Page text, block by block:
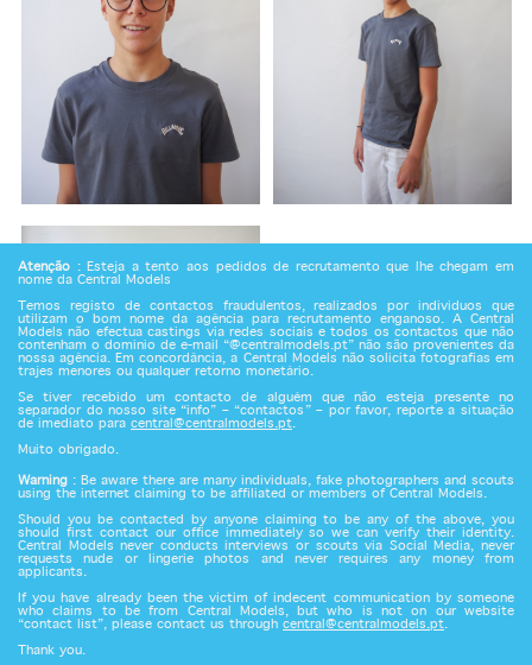
Atenção : Esteja a tento aos pedidos de recrutamento que lhe chegam em
nome da Central Models
Temos registo de contactos fraudulentos, realizados por indivíduos que
utilizam o bom nome da agência para recrutamento enganoso. A Central
Models não efectua castings via redes sociais e todos os contactos que não
contenham o domínio de e-mail “@centralmodels.pt” não são provenientes da
nossa agência. Em concordância, a Central Models não solicita fotografias em
trajes menores ou qualquer retorno monetário.
Se tiver recebido um contacto de alguém que não esteja presente no
separador do nosso site “info” – “contactos” – por favor, reporte a situação
de imediato para central@centralmodels.pt.
Muito obrigado.
Warning : Be aware there are many individuals, fake photographers and scouts
using the internet claiming to be affiliated or members of Central Models.
Should you be contacted by anyone claiming to be any of the above, you
should first contact our office immediately so we can verify their identity.
Central Models never conducts interviews or scouts via Social Media, never
requests nude or lingerie photos and never requires any money from
applicants.
If you have already been the victim of indecent communication by someone
who claims to be from Central Models, but who is not on our website
“contact list”, please contact us through central@centralmodels.pt.
Thank you.